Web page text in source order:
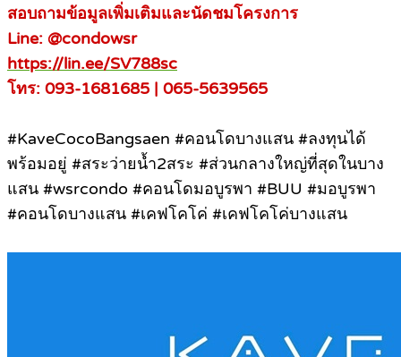
สอบถามข้อมูลเพิ่มเติมและนัดชมโครงการ
Line: @condowsr
https://lin.ee/SV788sc
โทร: 093-1681685 | 065-5639565
#KaveCocoBangsaen #คอนโดบางแสน #ลงทุนได้
พร้อมอยู่ #สระว่ายน้ำ2สระ #ส่วนกลางใหญ่ที่สุดในบาง
แสน #wsrcondo #คอนโดมอบูรพา #BUU #มอบูรพา
#คอนโดบางแสน #เคฟโคโค่ #เคฟโคโค่บางแสน